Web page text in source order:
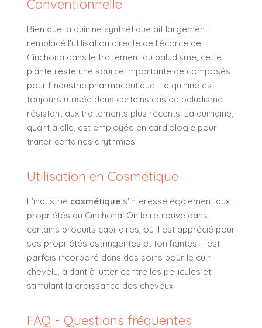
Conventionnelle
Bien que la quinine synthétique ait largement
remplacé l'utilisation directe de l'écorce de
Cinchona dans le traitement du paludisme, cette
plante reste une source importante de composés
pour l'industrie pharmaceutique. La quinine est
toujours utilisée dans certains cas de paludisme
résistant aux traitements plus récents. La quinidine,
quant à elle, est employée en cardiologie pour
traiter certaines arythmies.
Utilisation en Cosmétique
L'industrie cosmétique s'intéresse également aux
propriétés du Cinchona. On le retrouve dans
certains produits capillaires, où il est apprécié pour
ses propriétés astringentes et tonifiantes. Il est
parfois incorporé dans des soins pour le cuir
chevelu, aidant à lutter contre les pellicules et
stimulant la croissance des cheveux.
FAQ - Questions fréquentes